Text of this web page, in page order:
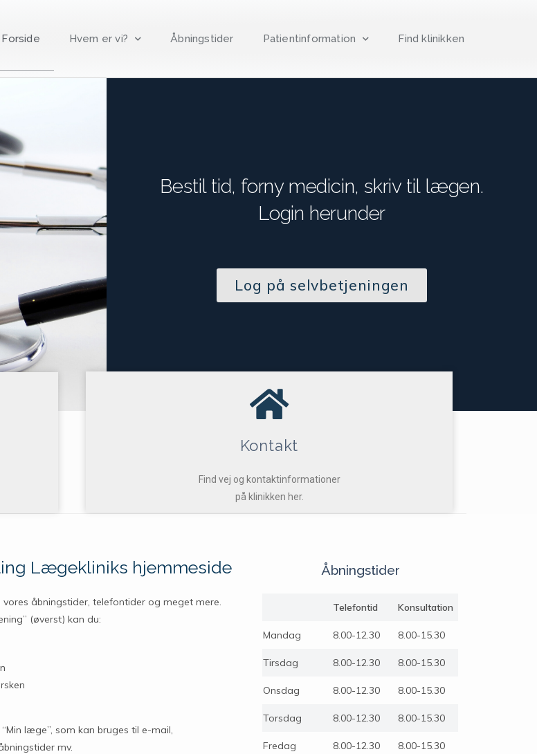
Forside Hvem er vi? Åbningstider Patientinformation Find klinikken
Bestil tid, forny medicin, skriv til lægen.
Login herunder
Log på selvbetjeningen
Kontakt
Find vej og kontaktinformationer
på klinikken her.
Lægekliniks hjemmeside
åbningstider, telefontider og meget mere.
(øverst) kan du:
læge”, som kan bruges til e-mail,
mv.
Åbningstider
Telefontid Konsultation
Mandag 8.00-12.30 8.00-15.30
Tirsdag 8.00-12.30 8.00-15.30
Onsdag 8.00-12.30 8.00-15.30
Torsdag 8.00-12.30 8.00-15.30
Fredag 8.00-12.30 8.00-15.30